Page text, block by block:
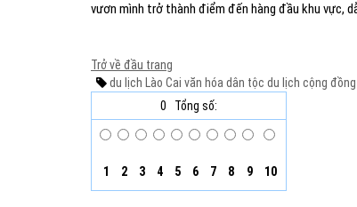
vươn mình trở thành điểm đến hàng đầu khu vực,
Trở về đầu trang
du lịch Lào Cai văn hóa dân tộc du lịch cộng đồng
0
Tổng số:
1 2 3 4 5 6 7 8 9 10